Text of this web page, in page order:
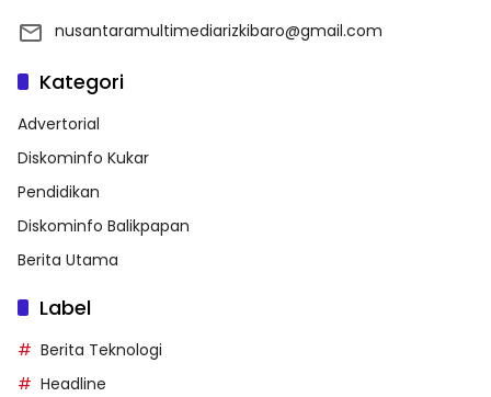
nusantaramultimediarizkibaro@gmail.com
Kategori
Advertorial
Diskominfo Kukar
Pendidikan
Diskominfo Balikpapan
Berita Utama
Label
Berita Teknologi
Headline